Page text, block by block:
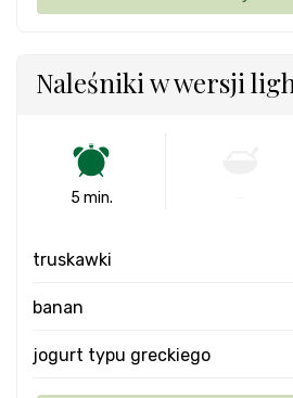
Naleśniki w wersji
5 min.
truskawki
banan
jogurt typu greckiego